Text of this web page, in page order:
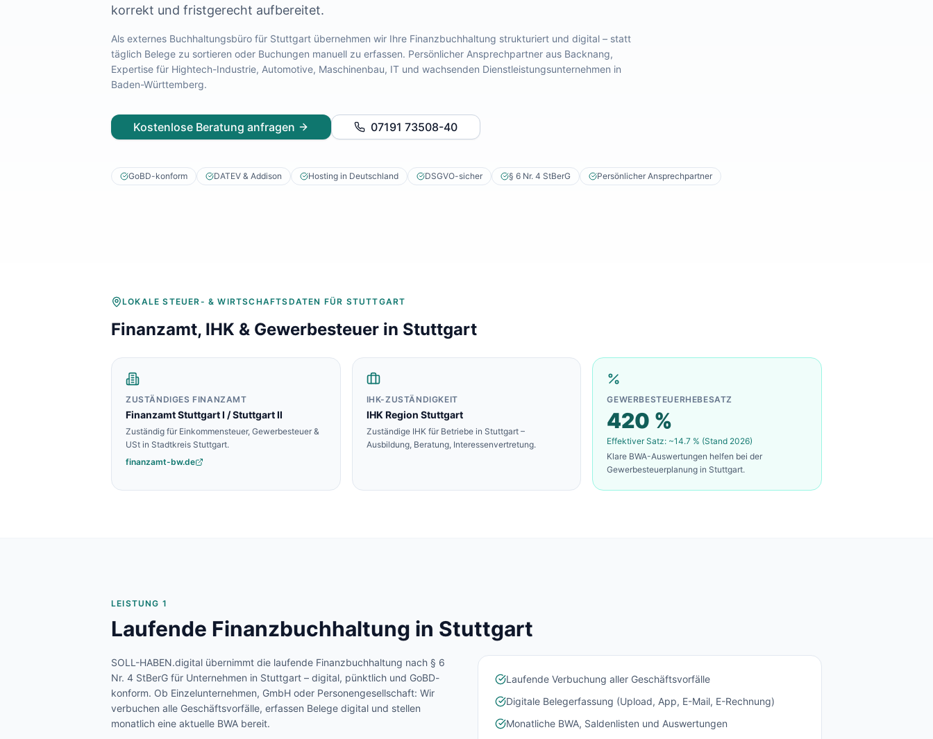
korrekt und fristgerecht aufbereitet.
Als externes Buchhaltungsbüro für Stuttgart übernehmen wir Ihre Finanzbuchhaltung strukturiert und digital – statt
täglich Belege zu sortieren oder Buchungen manuell zu erfassen. Persönlicher Ansprechpartner aus Backnang,
Expertise für Hightech-Industrie, Automotive, Maschinenbau, IT und wachsenden Dienstleistungsunternehmen in
Baden-Württemberg.
Kostenlose Beratung anfragen 07191 73508-40
GoBD-konform DATEV & Addison Hosting in Deutschland DSGVO-sicher § 6 Nr. 4 StBerG Persönlicher Ansprechpartner
LOKALE STEUER- & WIRTSCHAFTSDATEN FÜR STUTTGART
Finanzamt, IHK & Gewerbesteuer in Stuttgart
ZUSTÄNDIGES FINANZAMT
FinanzamtStuttgart I / Stuttgart II
Zuständig für Einkommensteuer, Gewerbesteuer &
USt in Stadtkreis Stuttgart.
finanzamt-bw.de
IHK-ZUSTÄNDIGKEIT
IHK Region Stuttgart
Zuständige IHK für Betriebe in Stuttgart–
Ausbildung, Beratung, Interessenvertretung.
GEWERBESTEUERHEBESATZ
420 %
Effektiver Satz: ~14.7 % (Stand 2026)
Klare BWA-Auswertungen helfen bei der
Gewerbesteuerplanung in Stuttgart.
LEISTUNG 1
Laufende Finanzbuchhaltung in Stuttgart
SOLL-HABEN.digital übernimmt die laufende Finanzbuchhaltung nach § 6
Nr. 4 StBerG für Unternehmen in Stuttgart – digital, pünktlich und GoBD-
konform. Ob Einzelunternehmen, GmbH oder Personengesellschaft: Wir
verbuchen alle Geschäftsvorfälle, erfassen Belege digital und stellen
monatlich eine aktuelle BWA bereit.
Laufende Verbuchung aller Geschäftsvorfälle
Digitale Belegerfassung (Upload, App, E-Mail, E-Rechnung)
Monatliche BWA, Saldenlisten und Auswertungen
Lohnabrechnung Freiburg
Lohnabrechnung Heidelberg
Lohnabrechnung Reutlingen
Lohnabrechnung Pforzheim
Lohnabrechnung Konstanz
Lohnabrechnung Esslingen am Neckar
Finanzbuchhaltung Backnang
Finanzbuchhaltung Ulm
Baulohnabrechnung Stuttgart
Baulohnabrechnung Karlsruhe